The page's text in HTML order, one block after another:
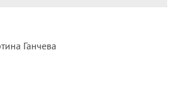
Ганчева